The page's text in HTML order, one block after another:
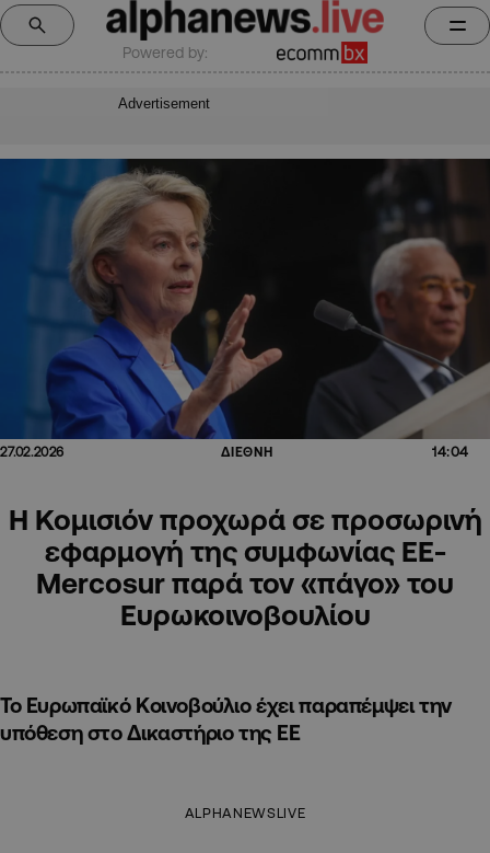
Powered by:
Advertisement
27.02.2026 ΔΙΕΘΝΗ 14:04
Η Κομισιόν προχωρά σε προσωρινή
εφαρμογή της συμφωνίας ΕΕ-
Mercosur παρά τον «πάγο» του
Ευρωκοινοβουλίου
Το Ευρωπαϊκό Κοινοβούλιο έχει παραπέμψει την
υπόθεση στο Δικαστήριο της ΕΕ
ALPHANEWSLIVE